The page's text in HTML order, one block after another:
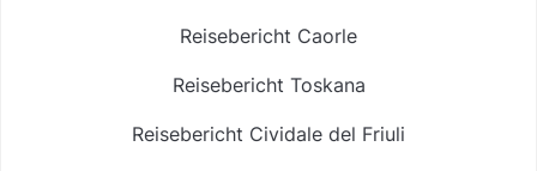
Reisebericht Caorle
Reisebericht Toskana
Reisebericht Cividale del Friuli